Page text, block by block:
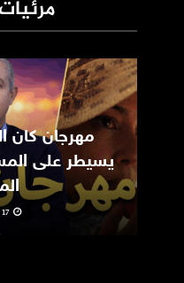
يسيطر على
17 أبريل، 2026